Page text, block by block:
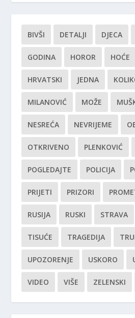
BIVŠI DETALJI DJECA
GODINA HOROR HOĆE
HRVATSKI JEDNA
MILANOVIĆ MOŽE
NESREĆA NEVRIJEME
OTKRIVENO PLENKOVIĆ
POGLEDAJTE POLICIJA
PRIJETI PRIZORI
RUSIJA RUSKI STRAVA
TISUĆE TRAGEDIJA
UPOZORENJE USKORO
VIDEO VIŠE ZELENSKI